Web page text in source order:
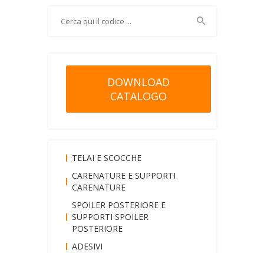
DOWNLOAD
CATALOGO
TELAI E SCOCCHE
CARENATURE E SUPPORTI
CARENATURE
SPOILER POSTERIORE E
SUPPORTI SPOILER
POSTERIORE
ADESIVI